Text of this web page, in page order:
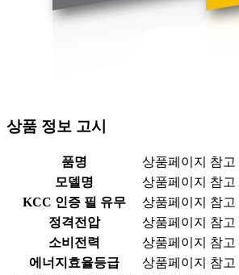
상품 정보 고시
품명
상품페이지 참고
모델명
상품페이지 참고
KCC 인증 필 유무
상품페이지 참고
정격전압
상품페이지 참고
소비전력
상품페이지 참고
에너지효율등급
상품페이지 참고